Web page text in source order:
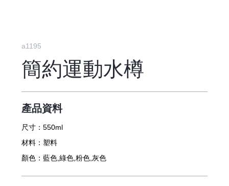
a1195
簡約運動水樽
產品資料
尺寸： 550ml
材料： 塑料
顏色： 藍色,綠色,粉色,灰色